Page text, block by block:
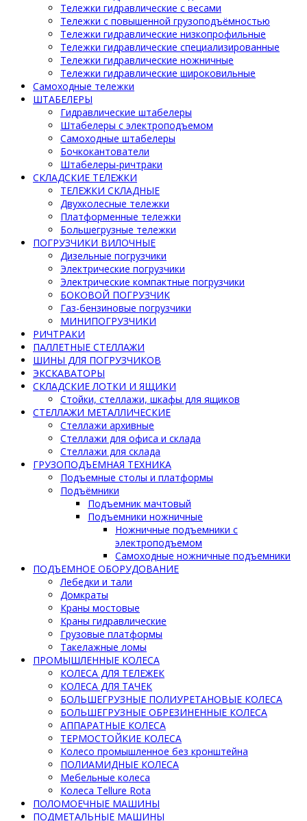
Тележки гидравлические с весами
Тележки с повышенной грузоподъёмностью
Тележки гидравлические низкопрофильные
Тележки гидравлические специализированные
Тележки гидравлические ножничные
Тележки гидравлические широковильные
Самоходные тележки
ШТАБЕЛЕРЫ
Гидравлические штабелеры
Штабелеры с электроподъемом
Самоходные штабелеры
Бочкокантователи
Штабелеры-ричтраки
СКЛАДСКИЕ ТЕЛЕЖКИ
ТЕЛЕЖКИ СКЛАДНЫЕ
Двухколесные тележки
Платформенные тележки
Большегрузные тележки
ПОГРУЗЧИКИ ВИЛОЧНЫЕ
Дизельные погрузчики
Электрические погрузчики
Электрические компактные погрузчики
БОКОВОЙ ПОГРУЗЧИК
Газ-бензиновые погрузчики
МИНИПОГРУЗЧИКИ
РИЧТРАКИ
ПАЛЛЕТНЫЕ СТЕЛЛАЖИ
ШИНЫ ДЛЯ ПОГРУЗЧИКОВ
ЭКСКАВАТОРЫ
СКЛАДСКИЕ ЛОТКИ И ЯЩИКИ
Стойки, стеллажи, шкафы для ящиков
СТЕЛЛАЖИ МЕТАЛЛИЧЕСКИЕ
Стеллажи архивные
Стеллажи для офиса и склада
Стеллажи для склада
ГРУЗОПОДЪЕМНАЯ ТЕХНИКА
Подъемные столы и платформы
Подъёмники
Подъемник мачтовый
Подъемники ножничные
Ножничные подъемники с
электроподъемом
Самоходные ножничные подъемники
ПОДЪЕМНОЕ ОБОРУДОВАНИЕ
Лебедки и тали
Домкраты
Краны мостовые
Краны гидравлические
Грузовые платформы
Такелажные ломы
ПРОМЫШЛЕННЫЕ КОЛЕСА
КОЛЕСА ДЛЯ ТЕЛЕЖЕК
КОЛЕСА ДЛЯ ТАЧЕК
БОЛЬШЕГРУЗНЫЕ ПОЛИУРЕТАНОВЫЕ КОЛЕСА
БОЛЬШЕГРУЗНЫЕ ОБРЕЗИНЕННЫЕ КОЛЕСА
АППАРАТНЫЕ КОЛЕСА
ТЕРМОСТОЙКИЕ КОЛЕСА
Колесо промышленное без кронштейна
ПОЛИАМИДНЫЕ КОЛЕСА
Мебельные колеса
Колеса Tellure Rota
ПОЛОМОЕЧНЫЕ МАШИНЫ
ПОДМЕТАЛЬНЫЕ МАШИНЫ